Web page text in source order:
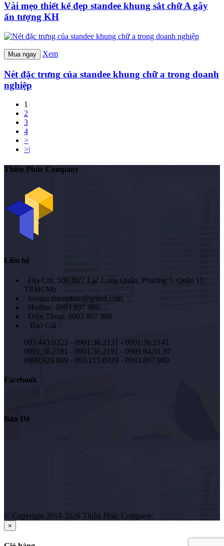
Vài mẹo thiết kế đẹp standee khung sắt chữ A gây
ấn tượng KH
Mua ngay Xem
Nét đặc trưng của standee khung chữ a trong doanh
nghiệp
1
2
3
4
>
>|
Thiên Phúc Company
Liên hệ
Địa Chỉ: 506/49/7 Lạc Long Quân, Phường 5, Quận 11,
TP.HCMz
baogia.thienphuc@gmail.com
Hotline: 0903 897 980
Điện Thoại: 0903 897 980
Báo Giá :
093.443.0323 - 0901.36.2131 - 0901.36.2141
0901.36.2181 - 0901.36.2191 - 0909.94.91.97
0909.929.809 - 093.215.6929 - 0903.897.980
Facebook
Bản Đồ
© Copyright 2018-2026 Thiên Phúc Company.
×